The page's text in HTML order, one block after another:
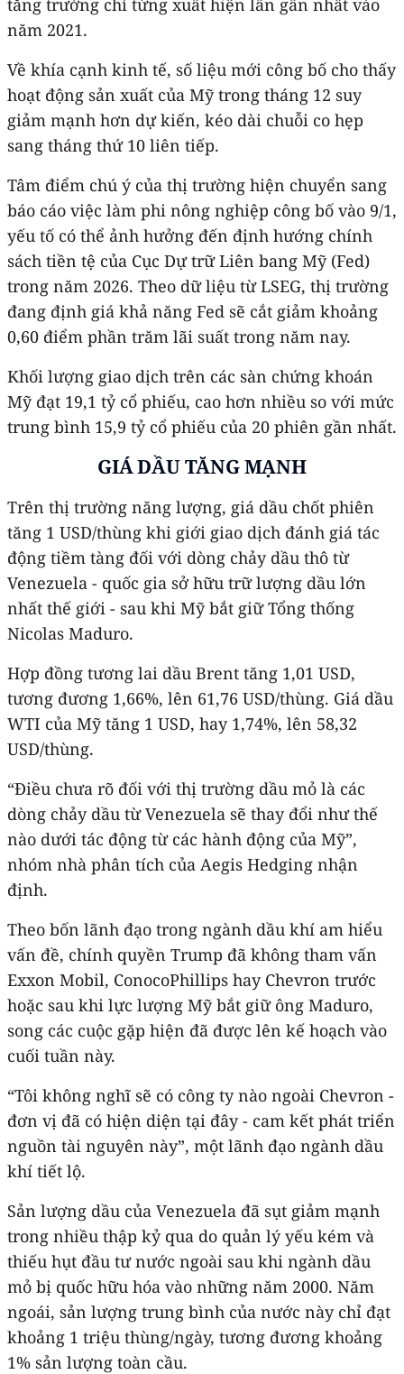
năm 2021.
Về khía cạnh kinh tế, số liệu mới công bố cho thấy
hoạt động sản xuất của Mỹ trong tháng 12 suy
giảm mạnh hơn dự kiến, kéo dài chuỗi co hẹp
sang tháng thứ 10 liên tiếp.
Tâm điểm chú ý của thị trường hiện chuyển sang
báo cáo việc làm phi nông nghiệp công bố vào 9/1,
yếu tố có thể ảnh hưởng đến định hướng chính
sách tiền tệ của Cục Dự trữ Liên bang Mỹ (Fed)
trong năm 2026. Theo dữ liệu từ LSEG, thị trường
đang định giá khả năng Fed sẽ cắt giảm khoảng
0,60 điểm phần trăm lãi suất trong năm nay.
Khối lượng giao dịch trên các sàn chứng khoán
Mỹ đạt 19,1 tỷ cổ phiếu, cao hơn nhiều so với mức
trung bình 15,9 tỷ cổ phiếu của 20 phiên gần nhất.
GIÁ DẦU TĂNG MẠNH
Trên thị trường năng lượng, giá dầu chốt phiên
tăng 1 USD/thùng khi giới giao dịch đánh giá tác
động tiềm tàng đối với dòng chảy dầu thô từ
Venezuela - quốc gia sở hữu trữ lượng dầu lớn
nhất thế giới - sau khi Mỹ bắt giữ Tổng thống
Nicolas Maduro.
Hợp đồng tương lai dầu Brent tăng 1,01 USD,
tương đương 1,66%, lên 61,76 USD/thùng. Giá dầu
WTI của Mỹ tăng 1 USD, hay 1,74%, lên 58,32
USD/thùng.
“Điều chưa rõ đối với thị trường dầu mỏ là các
dòng chảy dầu từ Venezuela sẽ thay đổi như thế
nào dưới tác động từ các hành động của Mỹ”,
nhóm nhà phân tích của Aegis Hedging nhận
định.
Theo bốn lãnh đạo trong ngành dầu khí am hiểu
vấn đề, chính quyền Trump đã không tham vấn
Exxon Mobil, ConocoPhillips hay Chevron trước
hoặc sau khi lực lượng Mỹ bắt giữ ông Maduro,
song các cuộc gặp hiện đã được lên kế hoạch vào
cuối tuần này.
“Tôi không nghĩ sẽ có công ty nào ngoài Chevron -
đơn vị đã có hiện diện tại đây - cam kết phát triển
nguồn tài nguyên này”, một lãnh đạo ngành dầu
khí tiết lộ.
Sản lượng dầu của Venezuela đã sụt giảm mạnh
trong nhiều thập kỷ qua do quản lý yếu kém và
thiếu hụt đầu tư nước ngoài sau khi ngành dầu
mỏ bị quốc hữu hóa vào những năm 2000. Năm
ngoái, sản lượng trung bình của nước này chỉ đạt
khoảng 1 triệu thùng/ngày, tương đương khoảng
1% sản lượng toàn cầu.